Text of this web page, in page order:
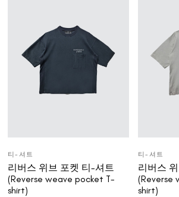
티-셔트
리버스 위브 포켓 티-셔트
(Reverse weave pocket T-
shirt)
티-셔트
리버스
(Reverse
shirt)